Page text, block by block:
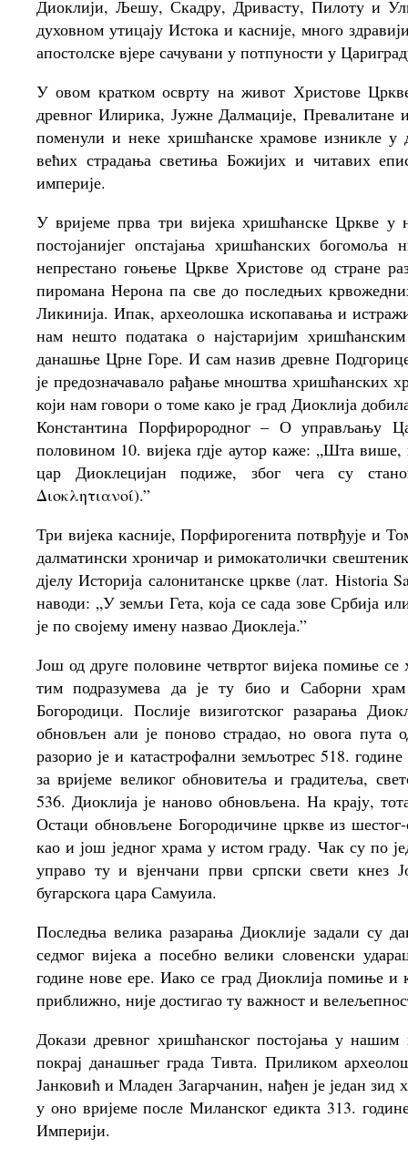
Диоклији, Љешу, Скадру, Дривасту, Пилоту и
духовном утицају Истока и касније, много
апостолске вјере сачувани у потпуности у
У овом кратком осврту на живот Христове
древног Илирика, Јужне Далмације,
поменули и неке хришћанске храмове изникле
већих страдања светиња Божијих и читавих
империје.
У вријеме прва три вијека хришћанске Цркве у
постојанијег опстајања хришћанских
непрестано гоњење Цркве Христове од стране
пиромана Нерона па све до последњих
Ликинија. Ипак, археолошка ископавања и
нам нешто података о најстаријим
данашње Црне Горе. И сам назив древне
је предозначавало рађање мноштва хришћанских
који нам говори о томе како је град Диоклија
Константина Порфирородног – О управљању
половином 10. вијека гдје аутор каже: „Шта
цар Диоклецијан подиже, због чега су
Διοκλητιανοί).”
Три вијека касније, Порфирогенита потврђује и
далматински хроничар и римокатолички
дјелу Историја салонитанске цркве (лат. Historia
наводи: „У земљи Гета, која се сада зове Србија
је по својему имену назвао Диоклеја.”
Још од друге половине четвртог вијека помиње
тим подразумева да је ту био и Саборни храм
Богородици. Послије визиготског разарања
обновљен али је поново страдао, но овога пута
разорио је и катастрофални земљотрес 518.
за вријеме великог обновитеља и градитеља,
536. Диоклија је наново обновљена. На крају,
Остаци обновљене Богородичине цркве из
као и још једног храма у истом граду. Чак су по
управо ту и вјенчани први српски свети кнез
бугарскога цара Самуила.
Последња велика разарања Диоклије задали су
седмог вијека а посебно велики словенски
године нове ере. Иако се град Диоклија помиње
приближно, није достигао ту важност и
Докази древног хришћанског постојања у
покрај данашњег града Тивта. Приликом
Јанковић и Младен Загарчанин, нађен је један зид
у оно вријеме после Миланског едикта 313.
Империји.